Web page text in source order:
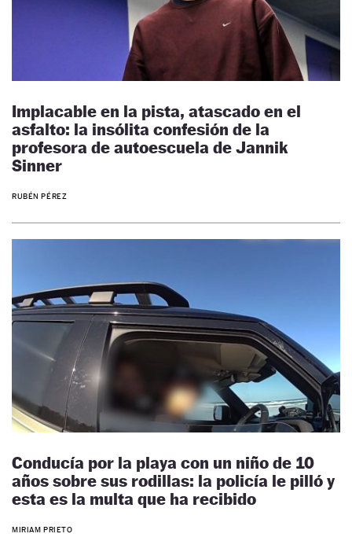
Implacable en la pista, atascado en el
asfalto: la insólita confesión de la
profesora de autoescuela de Jannik
Sinner
RUBÉN PÉREZ
Conducía por la playa con un niño de 10
años sobre sus rodillas: la policía le pilló y
esta es la multa que ha recibido
MIRIAM PRIETO